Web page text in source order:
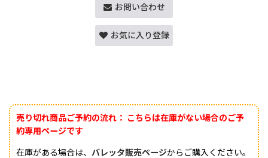
お問い合わせ
お気に入り登録
売り切れ商品ご予約の流れ：
こちらは在庫がない場合のご予
約専用ページです
在庫がある場合は、 バレッタ販売ページからご購入ください。